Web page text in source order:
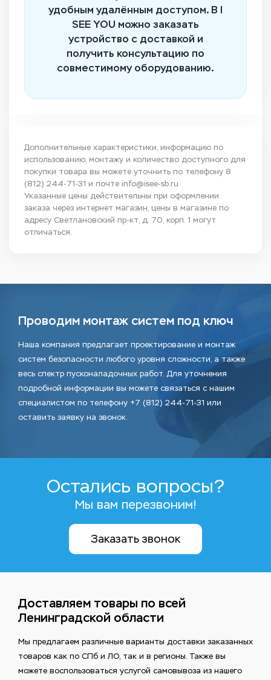
удобным удалённым доступом. В I
SEE YOU можно заказать
устройство с доставкой и
получить консультацию по
совместимому оборудованию.
Дополнительные характеристики, информацию по
использованию, монтажу и количество доступного для
покупки товара вы можете уточнить по телефону 8
(812) 244-71-31 и почте info@isee-sb.ru
Указанные цены действительны при оформлении
заказа через интернет магазин, цены в магазине по
адресу Светлановский пр-кт, д. 70, корп. 1 могут
отличаться.
Проводим монтаж систем под ключ
Наша компания предлагает проектирование и монтаж
систем безопасности любого уровня сложности, а также
весь спектр пусконаладочных работ. Для уточнения
подробной информации вы можете связаться с нашим
специалистом по телефону +7 (812) 244-71-31 или
оставить заявку на звонок.
Остались вопросы?
Мы вам перезвоним!
Заказать звонок
Доставляем товары по всей
Ленинградской области
Мы предлагаем различные варианты доставки заказанных
товаров как по СПб и ЛО, так и в регионы. Также вы
можете воспользоваться услугой самовывоза из нашего